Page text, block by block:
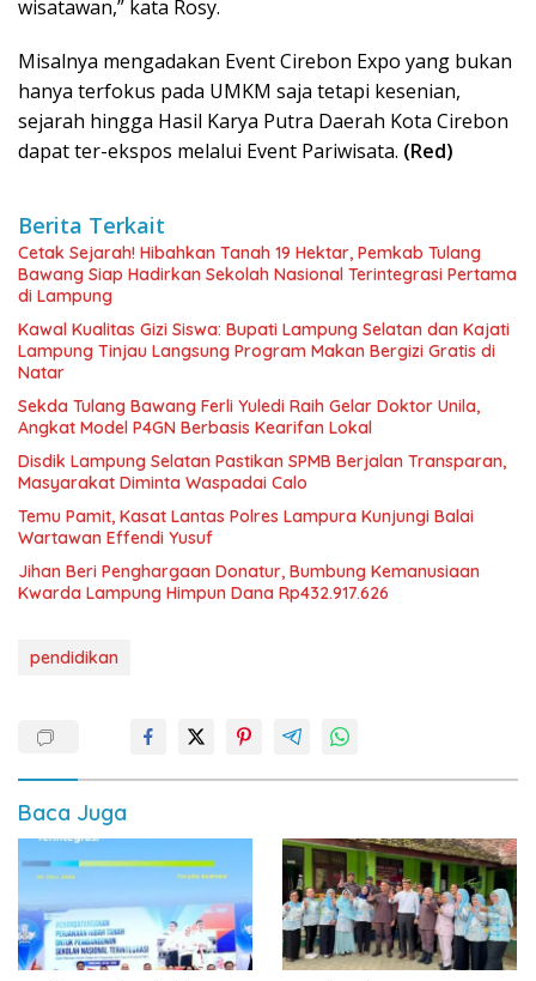
wisatawan,” kata Rosy.
Misalnya mengadakan Event Cirebon Expo yang bukan
hanya terfokus pada UMKM saja tetapi kesenian,
sejarah hingga Hasil Karya Putra Daerah Kota Cirebon
dapat ter-ekspos melalui Event Pariwisata. (Red)
Berita Terkait
Cetak Sejarah! Hibahkan Tanah 19 Hektar, Pemkab Tulang
Bawang Siap Hadirkan Sekolah Nasional Terintegrasi Pertama
di Lampung
Kawal Kualitas Gizi Siswa: Bupati Lampung Selatan dan Kajati
Lampung Tinjau Langsung Program Makan Bergizi Gratis di
Natar
Sekda Tulang Bawang Ferli Yuledi Raih Gelar Doktor Unila,
Angkat Model P4GN Berbasis Kearifan Lokal
Disdik Lampung Selatan Pastikan SPMB Berjalan Transparan,
Masyarakat Diminta Waspadai Calo
Temu Pamit, Kasat Lantas Polres Lampura Kunjungi Balai
Wartawan Effendi Yusuf
Jihan Beri Penghargaan Donatur, Bumbung Kemanusiaan
Kwarda Lampung Himpun Dana Rp432.917.626
pendidikan
Baca Juga